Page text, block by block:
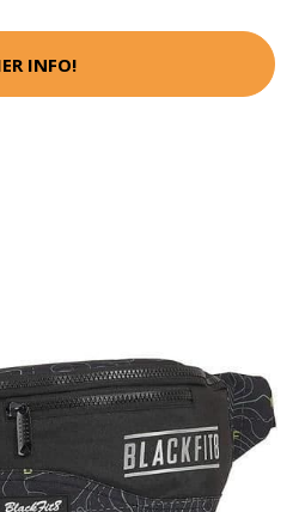
INFO!